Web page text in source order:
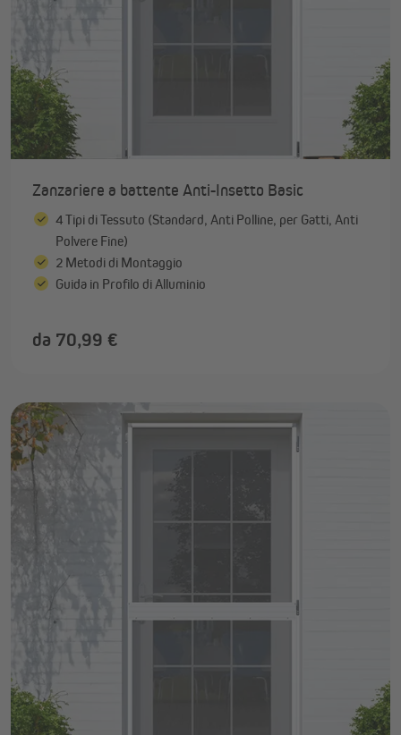
Zanzariere a battente Anti-Insetto Basic
4 Tipi di Tessuto (Standard, Anti Polline, per Gatti, Anti
Polvere Fine)
2 Metodi di Montaggio
Guida in Profilo di Alluminio
da 70,99 €